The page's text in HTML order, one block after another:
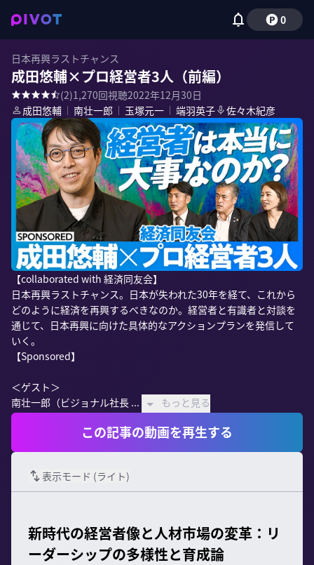
0
日本再興ラストチャンス
成田悠輔×プロ経営者3人（前編）
(2)1,270回視聴2022年12月30日
成田悠輔 ｜ 南壮一郎 ｜ 玉塚元一 ｜ 端羽英子 佐々木紀彦
【collaborated with 経済同友会】
日本再興ラストチャンス。日本が失われた30年を経て、これから
どのように経済を再興するべきなのか。経営者と有識者と対談を
通じて、日本再興に向けた具体的なアクションプランを発信して
いく。
【Sponsored】
＜ゲスト＞
南壮一郎（ビジョナル社長 ...
もっと見る
この記事の動画を再生する
表示モード (ライト)
新時代の経営者像と人材市場の変革：リ
ーダーシップの多様性と育成論